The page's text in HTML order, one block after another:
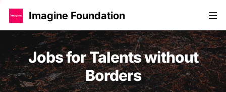
Imagine Foundation
Jobs for Talents without
Borders